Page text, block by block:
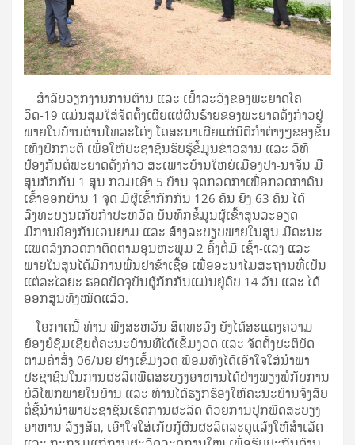
ສຳລັບວຽກງານການຕ້ານ ແລະ ເຝົ້າລະວັງຂອງພະຍາດໂຄ
ວິດ-19 ແມ່ນສຸມໃສ່ຈັດຕັ້ງເຜີຍແຜ່ຜົນຮ້າຍຂອງພະຍາດດັ່ງກ່າວຢູ່
ພາຍໃນບ້ານຜ່ານໂທລະໂຄ່ງ ໂຄສະນາເຜີຍແຜ່ນິຕິກໍາຕ່າງໆຂອງຂັ້ນ
ເທິງປົກກະຕິ ເພື່ອໃຫ້ປະຊາຊົນຮັບຮູ້ຂໍ້ມູນຂ່າວສານ ແລະ ວິທີ
ປ້ອງກັນຕໍ່ພະຍາດດັ່ງກ່າວ ສະເພາະບ້ານໃຫຍ່ເມືອງປາ-ນາຈັນ ມີ
ສູນກັກກັນ 1 ສູນ ກວມເອົາ 5 ບ້ານ ຈຸດກວດກາເພື່ອກວດກາຄົນ
ເຂົ້າອອກບ້ານ 1 ຈຸດ ມີຜູ້ເຂົ້າກັກກັນ 126 ຄົນ ຍິງ 63 ຄົນ ໄດ້
ລົງທະບຽນເກັບກໍາປະຫວັດ ບັນທຶກຂໍ້ມູນຜູ້ເຂົ້າສູນລະອຽດ
ມີການປ້ອງກັນເວນຍາມ ແລະ ສ້າງລະບຽບພາຍໃນສູນ ມີຄະນະ
ແພດລົງກວດກາຕິດຕາມອຸນຫະພູມ 2 ຄັ້ງຕໍ່ມື ເຊົ້າ-ແລງ ແລະ
ພາຍໃນສູນໄດ້ມີການພົ່ນຢາຂ້າເຊື້ອ ເພື່ອອະນາໄມສະຖານທີ່ເປັນ
ແຕ່ລະໄລຍະ ຮອດປັດຈຸບັນຜູ້ກັກກັນແມ່ນຢູ່ຄົບ 14 ວັນ ແລະ ໄດ້
ອອກສູນທັງໝົດແລ້ວ.
ໂອກາດນີ້ ທ່ານ ພົງສະຫວັນ ສິດທະວົງ ຍັງໄດ້ສະແດງຄວາມ
ຍ້ອງຍໍຊົມເຊີຍຕໍ່ຄະນະບ້ານທີ່ໄດ້ເຂັ້ມງວດ ແລະ ຈັດຕັ້ງປະຕິບັດ
ຕາມຄໍາສັ່ງ 06/ນຍ ຢ່າງເຂັ້ມງວດ ພ້ອມທັງໄດ້ເອົາໃຈໃສ່ນໍາພາ
ປະຊາຊົນໃນການຜະລິດພືດສະບຽງອາຫານໄດ້ຢ່າງພຽງພໍກັບການ
ບໍລິໂພກພາຍໃນບ້ານ ແລະ ທ່ານໄດ້ຮຽກຮ້ອງໃຫ້ຄະນະບ້ານຈົ່ງສືບ
ຕໍ່ຊີ້ນຳນຳພາປະຊາຊົນເຮັດການຜະລິດ ດ້ວຍການປູກພືດສະບຽງ
ອາຫານ ລ້ຽງສັດ, ເອົາໃຈໃສ່ເກັບກູ້ຜົນຜະລິດລະດູແລ້ງໃຫ້ສໍາເລັດ